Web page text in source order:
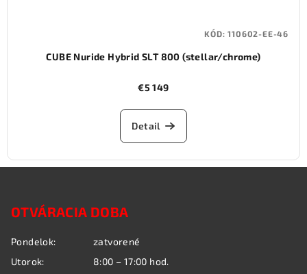
CUBE Nuride Hybrid SLT 800 (stellar/chrome)
€5 149
Detail
KÓD:110602-EE-46
OTVÁRACIA DOBA
Pondelok:
zatvorené
Utorok:
8:00 – 17:00 hod.